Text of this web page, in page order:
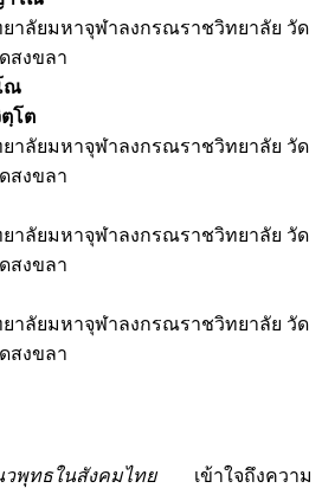
าลัยมหาจุฬาลงกรณราชวิทยาลัย วัด
สงขลา
ณ
โต
าลัยมหาจุฬาลงกรณราชวิทยาลัย วัด
สงขลา
าลัยมหาจุฬาลงกรณราชวิทยาลัย วัด
สงขลา
าลัยมหาจุฬาลงกรณราชวิทยาลัย วัด
สงขลา
พุทธในสังคมไทยเข้าใจถึงความ